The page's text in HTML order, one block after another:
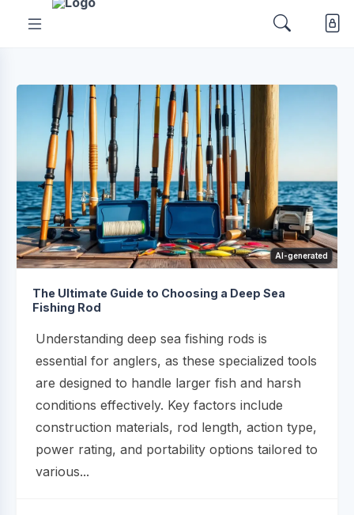
AI-generated
The Ultimate Guide to Choosing a Deep Sea
Fishing Rod
Understanding deep sea fishing rods is
essential for anglers, as these specialized tools
are designed to handle larger fish and harsh
conditions effectively. Key factors include
construction materials, rod length, action type,
power rating, and portability options tailored to
various...